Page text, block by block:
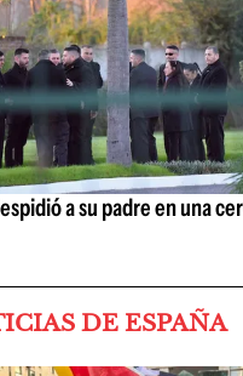
a su padre en una
DE ESPAÑA